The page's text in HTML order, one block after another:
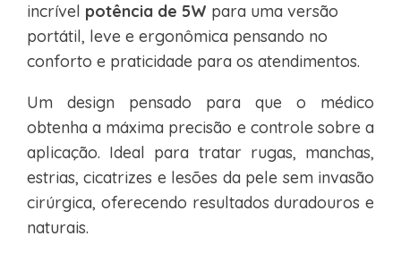
incrível potência de 5W para uma versão
portátil, leve e ergonômica pensando no
conforto e praticidade para os atendimentos.
Um design pensado para que o médico
obtenha a máxima precisão e controle sobre a
aplicação. Ideal para tratar rugas, manchas,
estrias, cicatrizes e lesões da pele sem invasão
cirúrgica, oferecendo resultados duradouros e
naturais.